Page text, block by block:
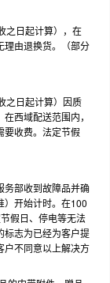
之日起计算），在
理由退换货。（部分
之日起计算）因质
西域配送范围内，
要收费。法定节假
务部收到故障品并确
）开始计时。在100
假日、停电等无法
标志为已经为客户提
户不同意以上解决方